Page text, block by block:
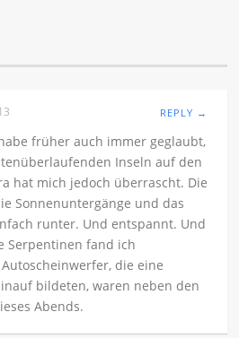
REPLY →
früher auch immer geglaubt,
Inseln auf den
hat mich jedoch überrascht. Die
Sonnenuntergänge und das
runter. Und entspannt. Und
Serpentinen fand ich
die eine
bildeten, waren neben den
Abends.